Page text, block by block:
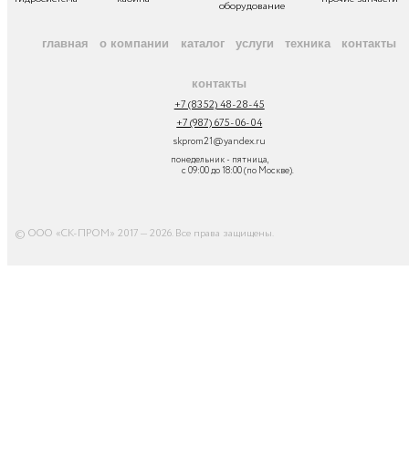
оборудование
главная о компании каталог услуги техника контакты
контакты
+7 (8352) 48-28-45
+7 (987) 675-06-04
skprom21@yandex.ru
понедельник - пятница,
с 09:00 до 18:00 (по Москве).
© ООО «СК-ПРОМ» 2017 — 2026. Все права защищены